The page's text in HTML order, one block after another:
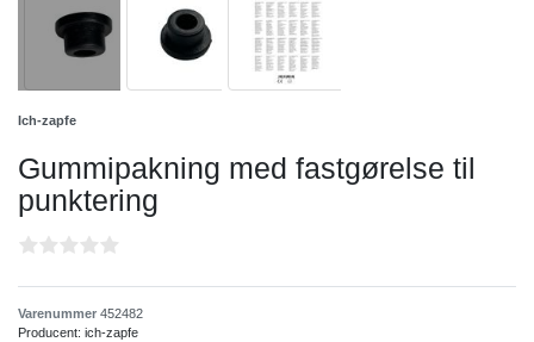
Ich-zapfe
Gummipakning med fastgørelse til
punktering
Varenummer 452482
Producent: ich-zapfe